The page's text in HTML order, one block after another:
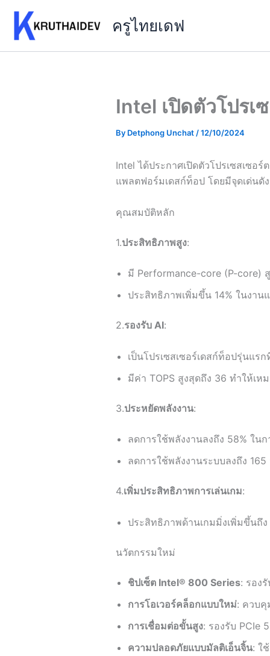
content
ครูไทยเดฟ
Intel เปิดตัวโปรเ
By Detphong Unchat /12/10/2024
Intel ได้ประกาศเปิดตัวโปรเซสเซ
แพลตฟอร์มเดสก์ท็อป โดยมีจุดเด่นดั
คุณสมบัติหลัก
1.ประสิทธิภาพสูง:
มี Performance-core (P-core)
ประสิทธิภาพเพิ่มขึ้น 14% ในงาน
2.รองรับ AI:
เป็นโปรเซสเซอร์เดสก์ท็อปรุ่นแร
มีค่า TOPS สูงสุดถึง 36 ทำให้เห
3.ประหยัดพลังงาน:
ลดการใช้พลังงานลงถึง 58% ใน
ลดการใช้พลังงานระบบลงถึง
4.เพิ่มประสิทธิภาพการเล่นเกม:
ประสิทธิภาพด้านเกมมิ่งเพิ่มขึ้นถึ
นวัตกรรมใหม่
ชิปเซ็ต Intel® 800 Series: รอง
การโอเวอร์คล็อกแบบใหม่: ควบคุ
การเชื่อมต่อขั้นสูง: รองรับ PCIe
ความปลอดภัยแบบมัลติเอ็นจิ้น: ใ